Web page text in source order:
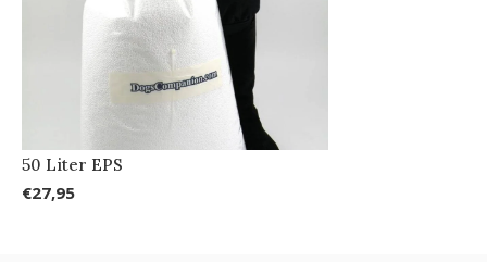
50 Liter EPS
€27,95